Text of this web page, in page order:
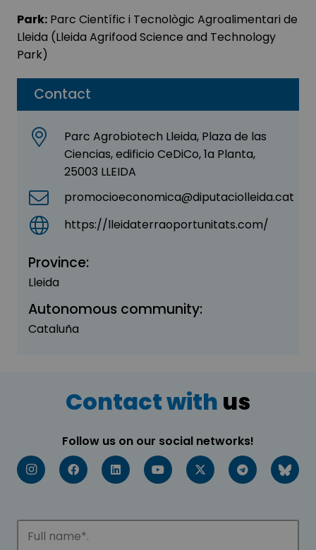
Contact
Parc Agrobiotech Lleida, Plaza de las
Ciencias, edificio CeDiCo, 1a Planta,
25003 LLEIDA
promocioeconomica@diputaciolleida.cat
https://lleidaterraoportunitats.com/
Province:
Lleida
Autonomous community:
Cataluña
Park: Parc Científic i Tecnològic Agroalimentari de
Lleida (Lleida Agrifood Science and Technology
Park)
Contact with us
Follow us on our social networks!